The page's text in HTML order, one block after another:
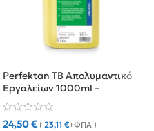
Perfektan TB Απολυμαντικό
Εργαλείων 1000ml –
Συμπυκνωμένο, Χωρίς
Αλδεΰδες
24,50€ ( 23,11 €+ΦΠΑ )